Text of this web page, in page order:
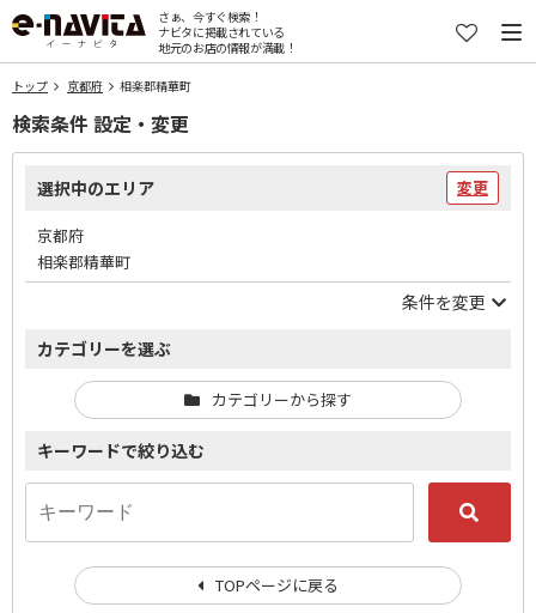
さぁ、今すぐ検索！
ナビタに掲載されている
地元のお店の情報が満載！
トップ 京都府 相楽郡精華町
検索条件 設定・変更
選択中のエリア 変更
京都府
相楽郡精華町
条件を変更
カテゴリーを選ぶ
カテゴリーから探す
キーワードで絞り込む
TOPページに戻る